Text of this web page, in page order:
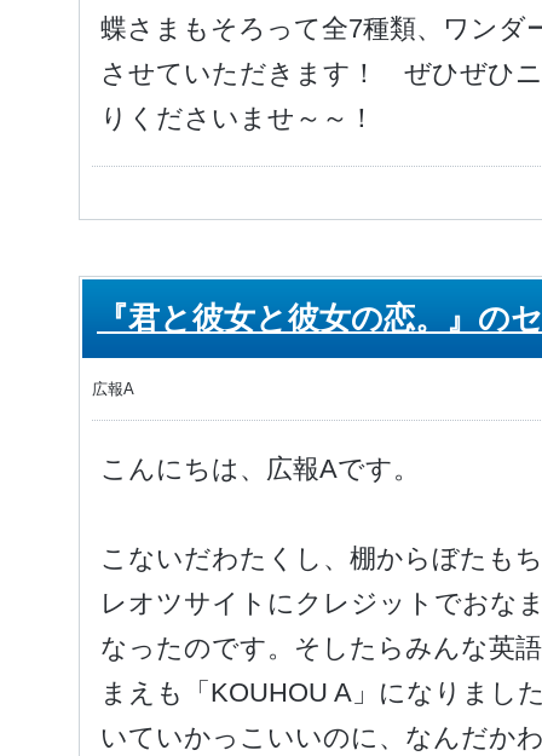
蝶さまもそろって全7種類、ワンダ
させていただきます！ ぜひぜひ
りくださいませ～～！
『君と彼女と彼女の恋。』の
広報A
こんにちは、広報Aです。
こないだわたくし、棚からぼたも
レオツサイトにクレジットでおな
なったのです。そしたらみんな英
まえも「KOUHOU A」になりまし
いていかっこいいのに、なんだか